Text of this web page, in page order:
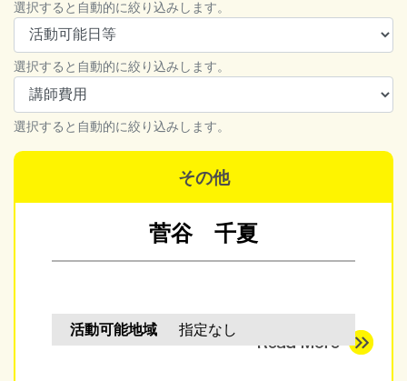
選択すると自動的に絞り込みします。
選択すると自動的に絞り込みします。
選択すると自動的に絞り込みします。
その他
菅谷 千夏
活動可能地域 指定なし